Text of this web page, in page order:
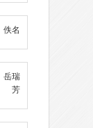
佚名
岳瑞
芳